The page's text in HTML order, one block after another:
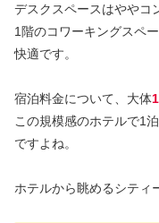
デスクスペースはややコ
1階のコワーキングスペ
快適です。
宿泊料金について、大体
この規模感のホテルで1
ですよね。
ホテルから眺めるシティ